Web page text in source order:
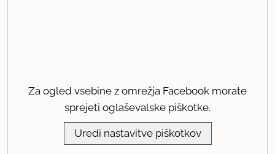
Za ogled vsebine z omrežja Facebook morate
sprejeti oglaševalske piškotke.
Uredi nastavitve piškotkov